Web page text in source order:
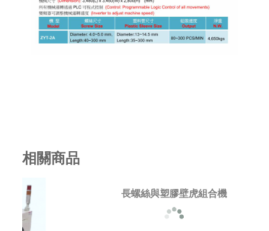
相關商品
長螺絲與塑膠壁虎組合機